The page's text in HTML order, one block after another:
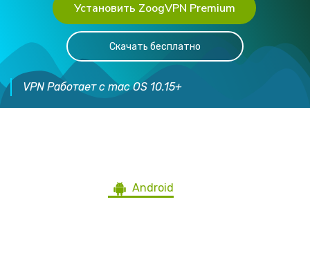
Установить ZoogVPN Premium
Скачать бесплатно
VPN Работает с mac OS 10.15+
Android